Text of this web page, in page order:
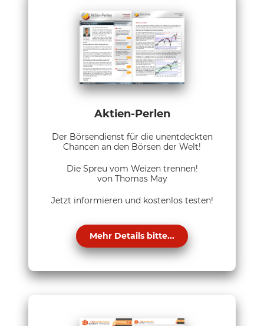
Aktien-Perlen
Der Börsendienst für die unentdeckten
Chancen an den Börsen der Welt!
Die Spreu vom Weizen trennen!
von Thomas May
Jetzt informieren und kostenlos testen!
Mehr Details bitte...